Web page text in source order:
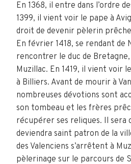
En 1368, il entre dans l’ordre
1399, il vient voir le pape à
droit de devenir pèlerin
En février 1418, se rendant de
rencontrer le duc de
Muzillac. En 1419, il vient voir
à Billiers. Avant de mourir à
nombreuses dévotions sont
son tombeau et les frères
récupérer ses reliques. Il sera
deviendra saint patron de la
des Valenciens s’arrêtent à
pèlerinage sur le parcours de